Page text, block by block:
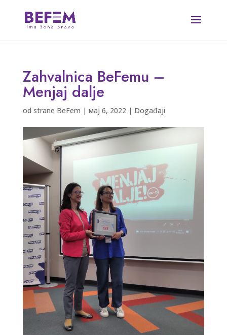
Zahvalnica BeFemu –
Menjaj dalje
od strane BeFem | мај 6, 2022| Događaji